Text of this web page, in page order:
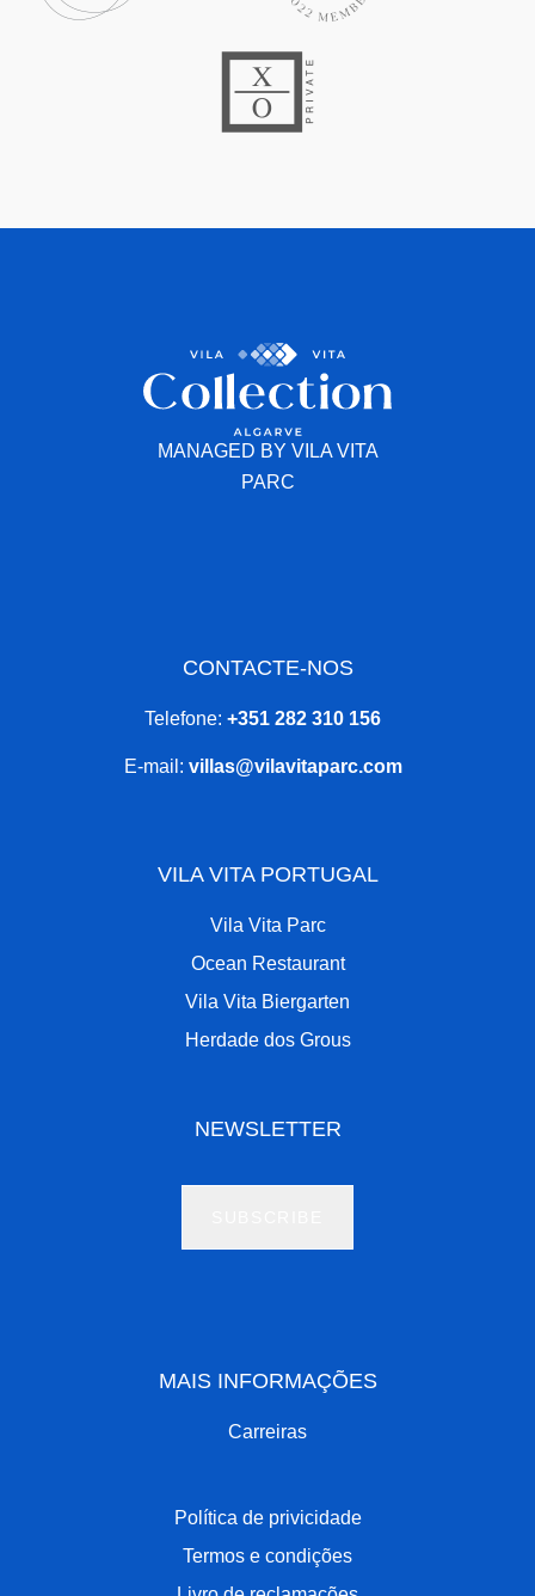
MANAGED BY VILA VITA
PARC
CONTACTE-NOS
Telefone: +351 282 310 156
E-mail: villas@vilavitaparc.com
VILA VITA PORTUGAL
Vila Vita Parc
Ocean Restaurant
Vila Vita Biergarten
Herdade dos Grous
NEWSLETTER
MAIS INFORMAÇÕES
Carreiras
Política de privicidade
Termos e condições